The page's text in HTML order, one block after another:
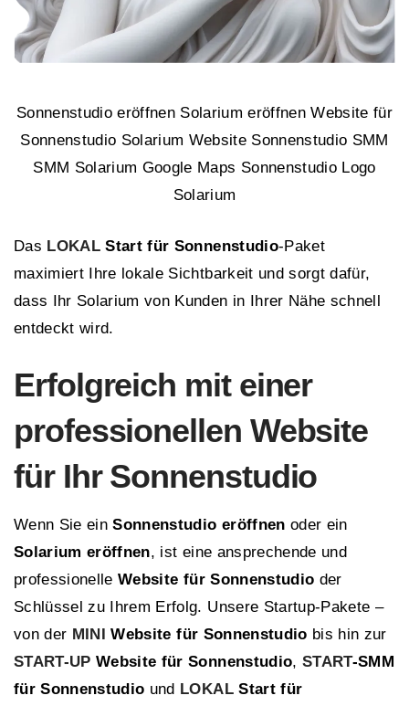
Sonnenstudio eröffnen Solarium eröffnen Website für
Sonnenstudio Solarium Website Sonnenstudio SMM
SMM Solarium Google Maps Sonnenstudio Logo
Solarium
Das LOKAL Start für Sonnenstudio-Paket
maximiert Ihre lokale Sichtbarkeit und sorgt dafür,
dass Ihr Solarium von Kunden in Ihrer Nähe schnell
entdeckt wird.
Erfolgreich mit einer
professionellen Website
für Ihr Sonnenstudio
Wenn Sie einSonnenstudio eröffnen oder ein
Solarium eröffnen, ist eine ansprechende und
professionelleWebsite für Sonnenstudio der
Schlüssel zu Ihrem Erfolg. Unsere Startup-Pakete –
von der MINI Website für Sonnenstudio bis hin zur
START-UP Website für Sonnenstudio, START-SMM
für Sonnenstudio und LOKALStart für